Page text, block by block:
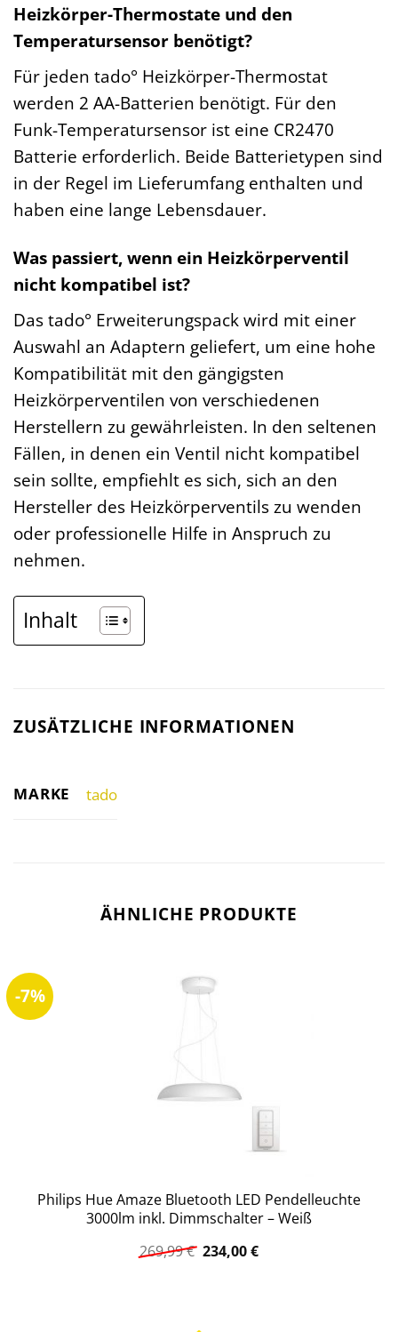
Heizkörper-Thermostate und den
Temperatursensor benötigt?
Für jeden tado° Heizkörper-Thermostat
werden 2 AA-Batterien benötigt. Für den
Funk-Temperatursensor ist eine CR2470
Batterie erforderlich. Beide Batterietypen sind
in der Regel im Lieferumfang enthalten und
haben eine lange Lebensdauer.
Was passiert, wenn ein Heizkörperventil
nicht kompatibel ist?
Das tado° Erweiterungspack wird mit einer
Auswahl an Adaptern geliefert, um eine hohe
Kompatibilität mit den gängigsten
Heizkörperventilen von verschiedenen
Herstellern zu gewährleisten. In den seltenen
Fällen, in denen ein Ventil nicht kompatibel
sein sollte, empfiehlt es sich, sich an den
Hersteller des Heizkörperventils zu wenden
oder professionelle Hilfe in Anspruch zu
nehmen.
Inhalt
ZUSÄTZLICHE INFORMATIONEN
MARKE tado
ÄHNLICHE PRODUKTE
-7%
Philips Hue Amaze Bluetooth LED Pendelleuchte
3000lm inkl. Dimmschalter – Weiß
269,99€ Ursprünglicher
Preis
234,00€Aktueller